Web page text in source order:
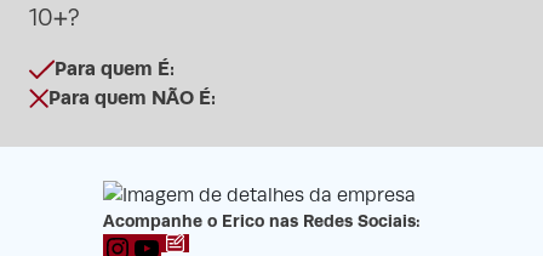
10+?
Para quem É:
Para quem NÃO É:
Acompanhe o Erico nas Redes Sociais: